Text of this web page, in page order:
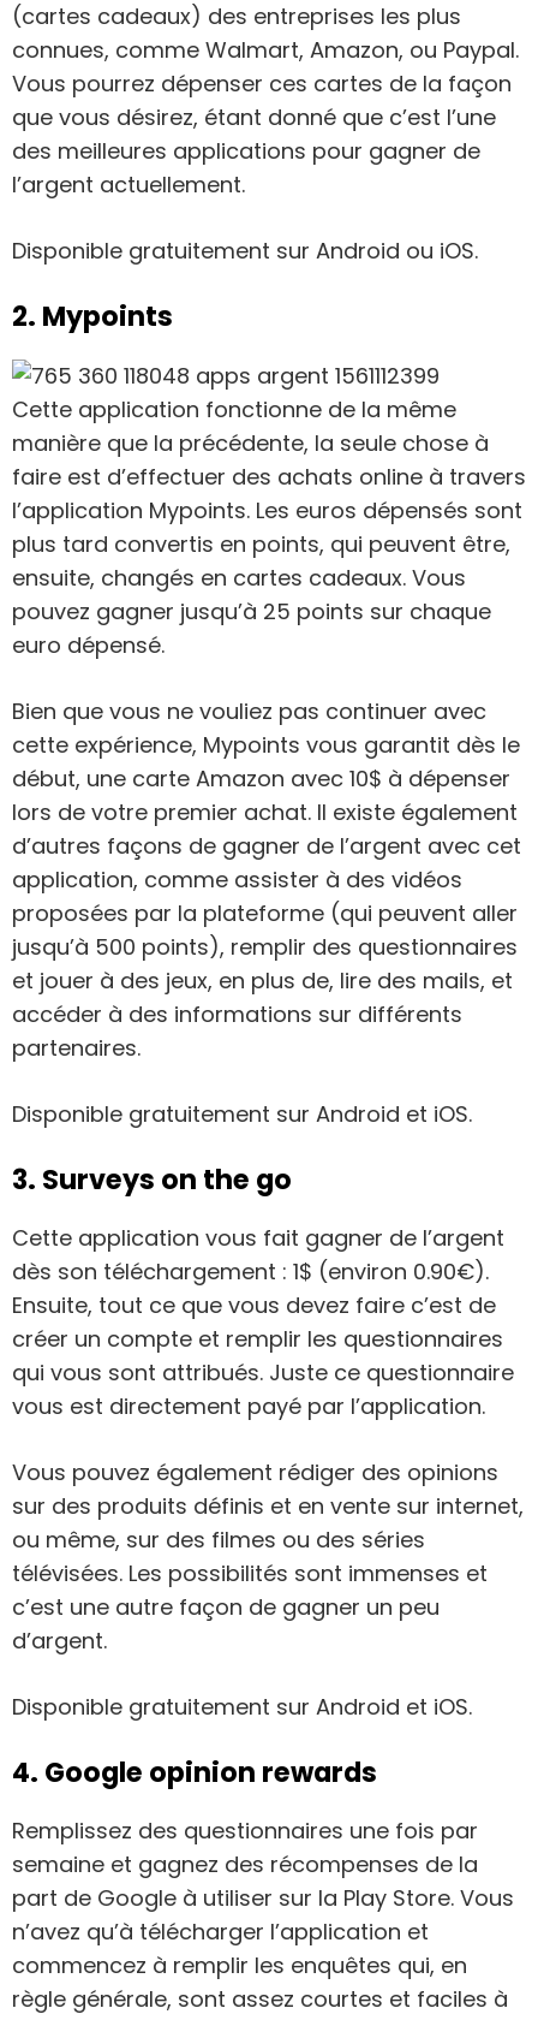
(cartes cadeaux) des entreprises les plus
connues, comme Walmart, Amazon, ou Paypal.
Vous pourrez dépenser ces cartes de la façon
que vous désirez, étant donné que c’est l’une
des meilleures applications pour gagner de
l’argent actuellement.
Disponible gratuitement sur Android ou iOS.
2. Mypoints
Cette application fonctionne de la même
manière que la précédente, la seule chose à
faire est d’effectuer des achats online à travers
l’application Mypoints. Les euros dépensés sont
plus tard convertis en points, qui peuvent être,
ensuite, changés en cartes cadeaux. Vous
pouvez gagner jusqu’à 25 points sur chaque
euro dépensé.
Bien que vous ne vouliez pas continuer avec
cette expérience, Mypoints vous garantit dès le
début, une carte Amazon avec 10$ à dépenser
lors de votre premier achat. Il existe également
d’autres façons de gagner de l’argent avec cet
application, comme assister à des vidéos
proposées par la plateforme (qui peuvent aller
jusqu’à 500 points), remplir des questionnaires
et jouer à des jeux, en plus de, lire des mails, et
accéder à des informations sur différents
partenaires.
Disponible gratuitement sur Android et iOS.
3. Surveys on the go
Cette application vous fait gagner de l’argent
dès son téléchargement : 1$ (environ 0.90€).
Ensuite, tout ce que vous devez faire c’est de
créer un compte et remplir les questionnaires
qui vous sont attribués. Juste ce questionnaire
vous est directement payé par l’application.
Vous pouvez également rédiger des opinions
sur des produits définis et en vente sur internet,
ou même, sur des filmes ou des séries
télévisées. Les possibilités sont immenses et
c’est une autre façon de gagner un peu
d’argent.
Disponible gratuitement sur Android et iOS.
4. Google opinion rewards
Remplissez des questionnaires une fois par
semaine et gagnez des récompenses de la
part de Google à utiliser sur la Play Store. Vous
n’avez qu’à télécharger l’application et
commencez à remplir les enquêtes qui, en
règle générale, sont assez courtes et faciles à